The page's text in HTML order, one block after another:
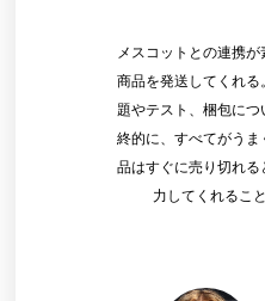
メスコットとの連携
商品を発送してくれ
題やテスト、梱包に
終的に、すべてがう
品はすぐに売り切れ
力してくれるこ